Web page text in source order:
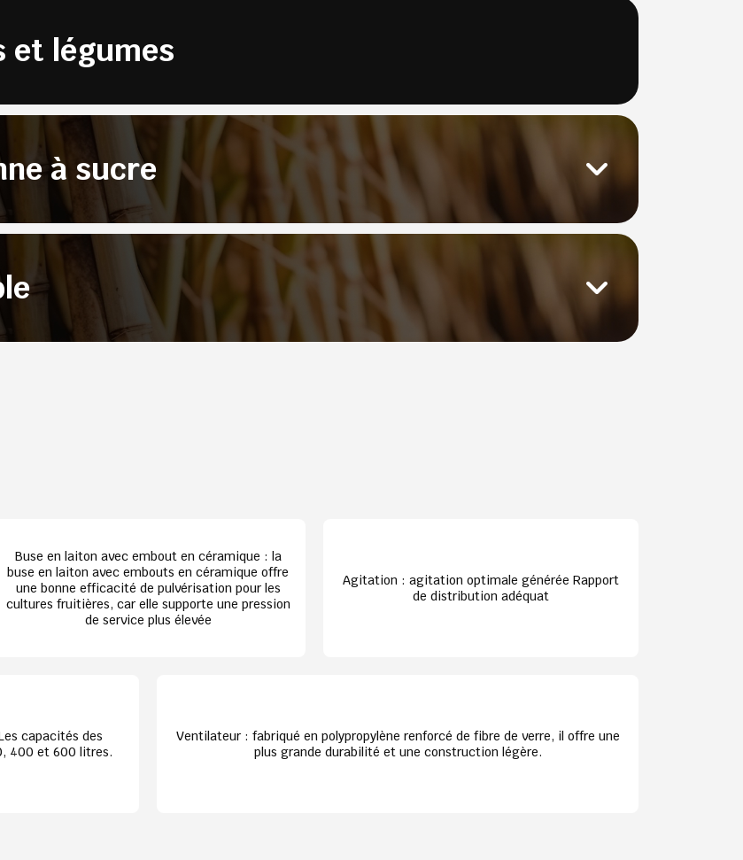
et légumes
à sucre
Buse en laiton avec embout en céramique : la
buse en laiton avec embouts en céramique offre
une bonne efficacité de pulvérisation pour les
cultures fruitières, car elle supporte une pression
de service plus élevée
Agitation : agitation optimale générée Rapport
de distribution adéquat
capacités des
400 et 600 litres.
Ventilateur : fabriqué en polypropylène renforcé de fibre de verre, il offre une
plus grande durabilité et une construction légère.